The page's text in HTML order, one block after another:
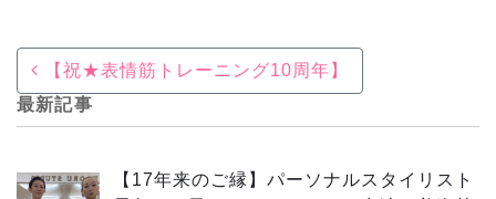
Post navigation
【祝★表情筋トレーニング10周年】
最新記事
【17年来のご縁】パーソナルスタイリスト